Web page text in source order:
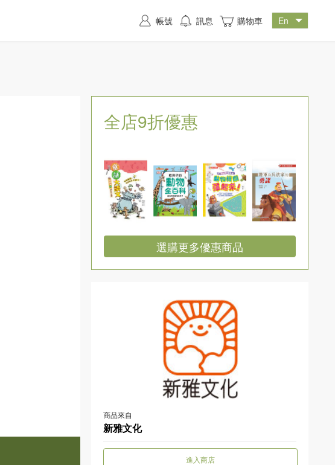
全店9折優惠
選購更多優惠商品
商品來自
新雅文化
進入商店
帳號 訊息 購物車